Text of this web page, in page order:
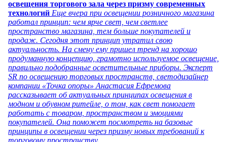
освещения торгового зала через призму современных
технологий Еще вчера при освещении розничного магазина
работал принцип: чем ярче свет, чем светлее
пространство магазина, тем больше покупателей и
продаж. Сегодня этот принцип утратил свою
актуальность. На смену ему пришел тренд на хорошо
продуманную концепцию, грамотно используемое освещение,
правильно подобранные осветительные приборы. Эксперт
SR по освещению торговых пространств, светодизайнер
компании «Точка опоры» Анастасия Ефремова
рассказывает об актуальных принципах освещения в
модном и обувном ритейле, о том, как свет помогает
работать с товаром, пространством и эмоциями
покупателей. Она поможет посмотреть на базовые
принципы в освещении через призму новых требований к
торговому пространству.